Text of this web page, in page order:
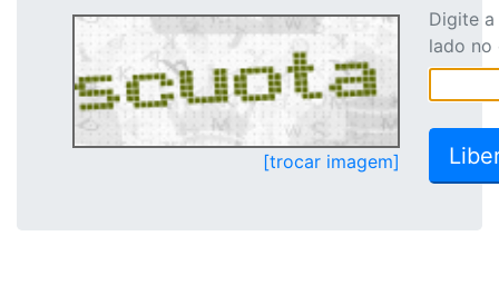
[trocar imagem]
Digite
lado no